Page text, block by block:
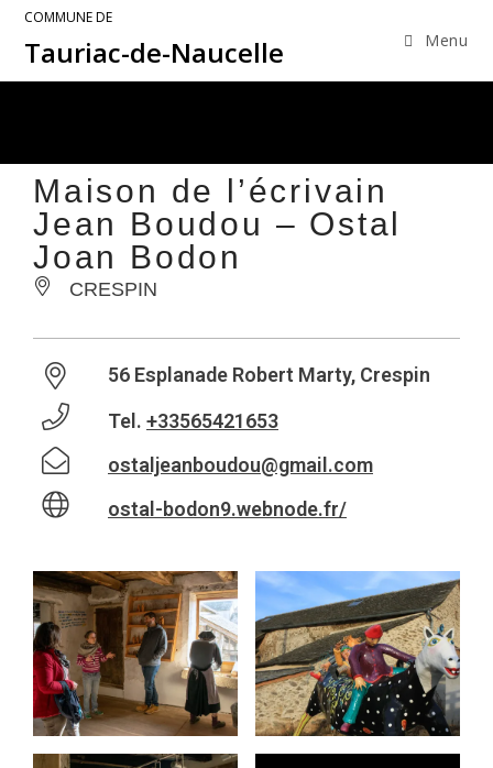
COMMUNE DE
Tauriac-de-Naucelle Menu
Maison de l’écrivain
Jean Boudou – Ostal
Joan Bodon
CRESPIN
56 Esplanade Robert Marty, Crespin
Tel. +33565421653
ostaljeanboudou@gmail.com
ostal-bodon9.webnode.fr/